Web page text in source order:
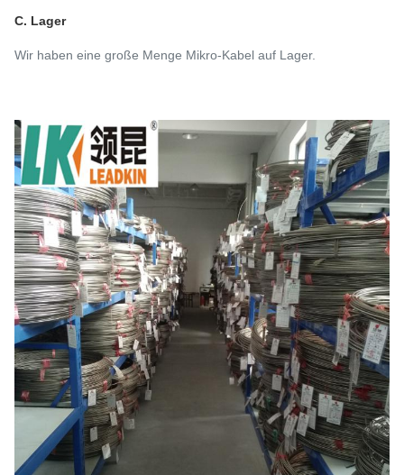
C. Lager
Wir haben eine große Menge Mikro-Kabel auf Lager.